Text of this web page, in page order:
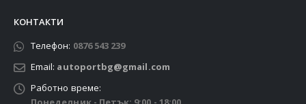
КОНТАКТИ
Телефон: 0876 543 239
Email: autoportbg@gmail.com
Работно време: